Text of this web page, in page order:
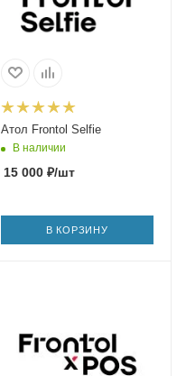
Атол Frontol Selfie
В наличии
15 000₽/шт
В КОРЗИНУ